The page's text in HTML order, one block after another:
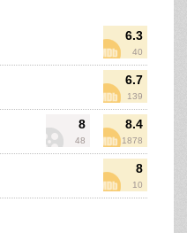
6.3
40
6.7
139
8
48
8.4
1878
8
10